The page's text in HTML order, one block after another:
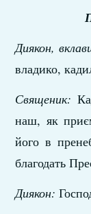
Диякон,
владико,
Священик:
наш, як
його в
благодать
Диякон: